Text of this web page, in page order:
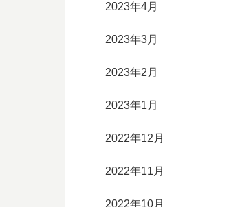
2023年4月
2023年3月
2023年2月
2023年1月
2022年12月
2022年11月
2022年10月